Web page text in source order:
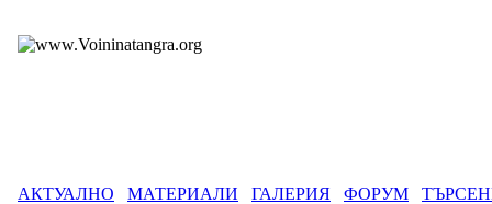
АКТУАЛНО МАТЕРИАЛИ ГАЛЕРИЯ ФОРУМ